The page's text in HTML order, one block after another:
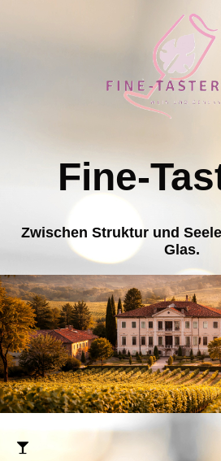
Fine-
Zwischen Struktur und
Glas.